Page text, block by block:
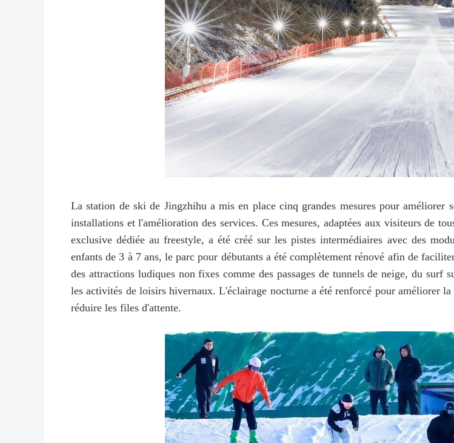
La station de ski de Jingzhihu a mis en place cinq grandes mesures pour
installations et l'amélioration des services. Ces mesures, adaptées aux visiteurs de
exclusive dédiée au freestyle, a été créé sur les pistes intermédiaires avec des
enfants de 3 à 7 ans, le parc pour débutants a été complètement rénové afin de
des attractions ludiques non fixes comme des passages de tunnels de neige, du surf
les activités de loisirs hivernaux. L'éclairage nocturne a été renforcé pour améliorer
réduire les files d'attente.